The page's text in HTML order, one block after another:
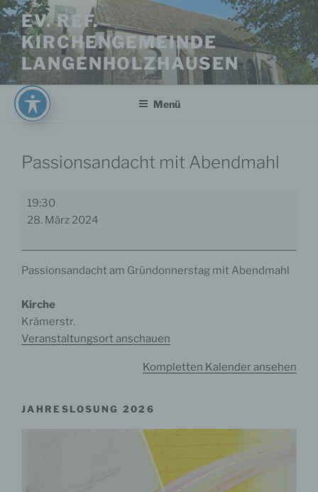
Zum
Inhalt
springen
EV. REF.
KIRCHENGEMEINDE
LANGENHOLZHAUSEN
Menü
Passionsandacht mit Abendmahl
Passionsandacht
mit
19:30
28. März 2024
Passionsandacht am Gründonnerstag mit Abendmahl
Kirche
Krämerstr.
Veranstaltungsort anschauen
Kompletten Kalender ansehen
JAHRESLOSUNG 2026